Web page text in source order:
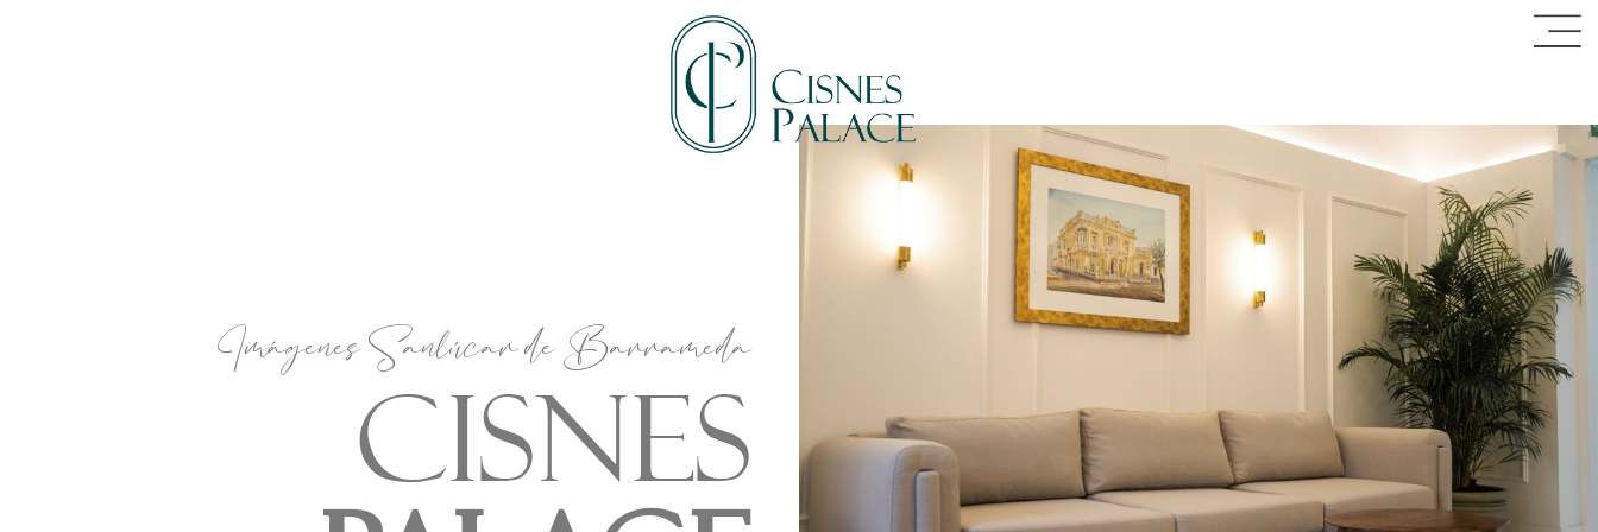
Imágenes Sanlúcar de Barrameda
Cisnes